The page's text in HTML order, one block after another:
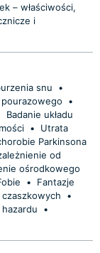
– właściwości,
i
snu
•
•
Badanie układu
•
Utrata
Parkinsona
od
ośrodkowego
•
Fantazje
•
•